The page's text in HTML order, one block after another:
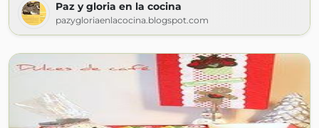
Paz y gloria en la cocina
pazygloriaenlacocina.blogspot.com